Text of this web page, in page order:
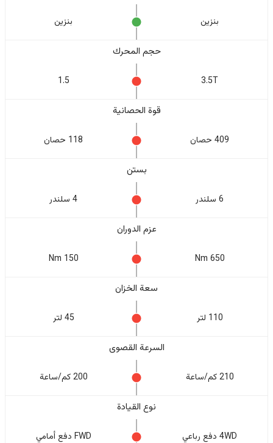
بنزين بنزين
حجم المحرك
3.5T
1.5
قوة الحصانية
409 حصان 118 حصان
بستن
6 سلندر 4 سلندر
عزم الدوران
650 Nm
150 Nm
سعة الخزان
110 لتر 45 لتر
السرعة القصوى
210 كم/ساعة 200 كم/ساعة
نوع القيادة
4WD دفع رباعي FWD دفع أمامي